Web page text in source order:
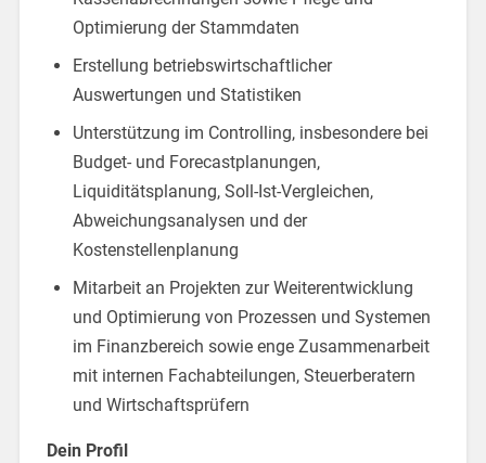
Optimierung der Stammdaten
Erstellung betriebswirtschaftlicher
Auswertungen und Statistiken
Unterstützung im Controlling, insbesondere bei
Budget- und Forecastplanungen,
Liquiditätsplanung, Soll-Ist-Vergleichen,
Abweichungsanalysen und der
Kostenstellenplanung
Mitarbeit an Projekten zur Weiterentwicklung
und Optimierung von Prozessen und Systemen
im Finanzbereich sowie enge Zusammenarbeit
mit internen Fachabteilungen, Steuerberatern
und Wirtschaftsprüfern
Dein Profil